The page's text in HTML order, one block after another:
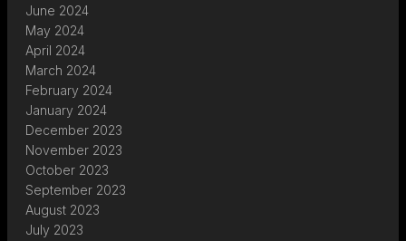
June 2024
May 2024
April 2024
March 2024
February 2024
January 2024
December 2023
November 2023
October 2023
September 2023
August 2023
July 2023